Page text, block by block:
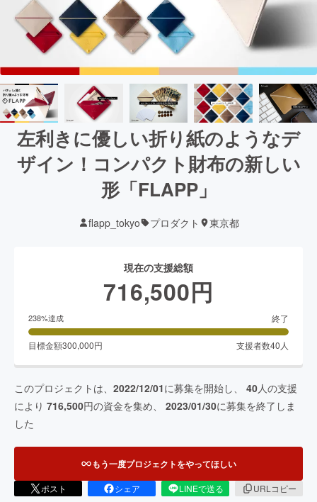
左利きに優しい折り紙のようなデ
ザイン！コンパクト財布の新しい
形「FLAPP」
flapp_tokyo プロダクト 東京都
現在の支援総額
716,500円
238%達成 終了
目標金額300,000円 支援者数40 人
このプロジェクトは、 2022/12/01に募集を開始し、 40人の支援
により 716,500円の資金を集め、 2023/01/30に募集を終了しま
した
もう一度プロジェクトをやってほしい
ポスト シェア LINEで送る
URLコピー